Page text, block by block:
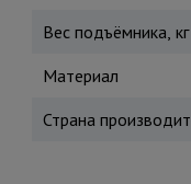
Вес подъёмника, кг
Материал
Страна